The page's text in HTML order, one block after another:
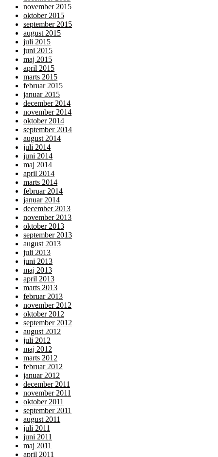
november 2015
oktober 2015
september 2015
august 2015
juli 2015
juni 2015
maj 2015
april 2015
marts 2015
februar 2015
januar 2015
december 2014
november 2014
oktober 2014
september 2014
august 2014
juli 2014
juni 2014
maj 2014
april 2014
marts 2014
februar 2014
januar 2014
december 2013
november 2013
oktober 2013
september 2013
august 2013
juli 2013
juni 2013
maj 2013
april 2013
marts 2013
februar 2013
november 2012
oktober 2012
september 2012
august 2012
juli 2012
maj 2012
marts 2012
februar 2012
januar 2012
december 2011
november 2011
oktober 2011
september 2011
august 2011
juli 2011
juni 2011
maj 2011
april 2011